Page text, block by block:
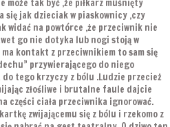
może tak być ,że piłkarz muśnięty
się jak dzieciak w piaskownicy ,czy
widać na powtórce ,że przeciwnik nie
go nie dotyka lub nogi stoją w
kontakt z przeciwnikiem to sam się
przywierającego do niego
tego krzyczy z bólu .Ludzie przecież
złośliwe i brutalne faule dajcie
części ciała przeciwnika ignorować.
zwijającemu się z bólu i rzekomo z